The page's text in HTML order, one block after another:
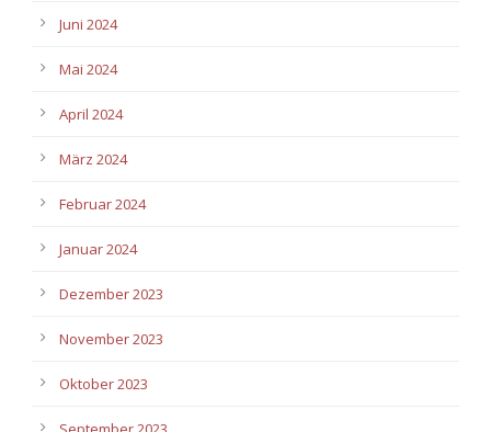
Juni 2024
Mai 2024
April 2024
März 2024
Februar 2024
Januar 2024
Dezember 2023
November 2023
Oktober 2023